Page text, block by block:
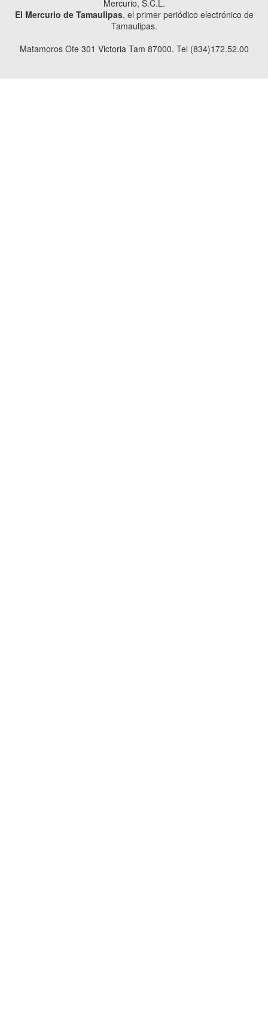
Mercurio, S.C.L.
El Mercurio de Tamaulipas, el primer periódico electrónico de
Tamaulipas.
Matamoros Ote 301 Victoria Tam 87000. Tel (834)172.52.00